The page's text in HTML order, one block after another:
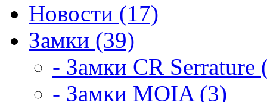
Новости (17)
Замки (39)
- Замки CR Serrature
- Замки MOIA (3)